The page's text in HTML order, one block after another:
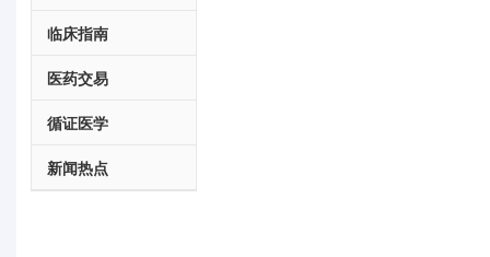
临床指南
医药交易
循证医学
新闻热点